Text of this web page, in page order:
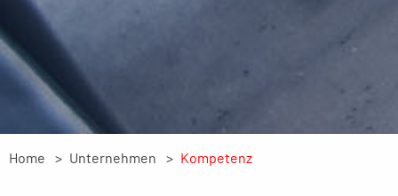
Home Unternehmen Kompetenz